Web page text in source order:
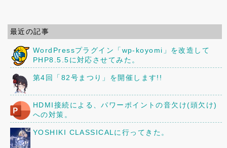
最近の記事
WordPressプラグイン「wp-koyomi」を改造して
PHP8.5.5に対応させてみた。
第4回「82号まつり」を開催します!!
HDMI接続による、パワーポイントの音欠け(頭欠け)
への対策。
YOSHIKI CLASSICALに行ってきた。